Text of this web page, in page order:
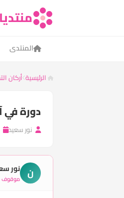
المنتدى
الرئيسية أركان
دورة في
نور سعيد
ن نور
موقوف